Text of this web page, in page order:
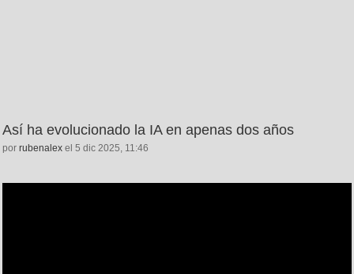
Así ha evolucionado la IA en apenas dos años
por rubenalex el 5 dic 2025, 11:46